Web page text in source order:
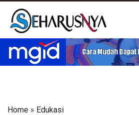
Blog Seharusnya
Home » Edukasi